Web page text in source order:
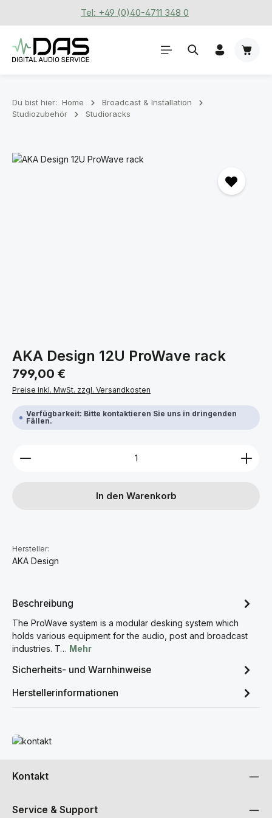
Zum Hauptinhalt springenTel: +49 (0)40-4711 348 0
Du bist hier: Home
Broadcast & Installation
Studiozubehör
Studioracks
Bildergalerie überspringen
AKA Design 12U ProWave rack
Regulärer Preis:
799,00 €
Preise inkl. MwSt. zzgl. Versandkosten
Verfügbarkeit: Bitte kontaktieren Sie uns in dringenden
Fällen.
Produkt Anzahl: Gib den gewünschten Wert ein
In den Warenkorb
Hersteller:
AKA Design
Beschreibung
The ProWave system is a modular desking system which
holds various equipment for the audio, post and broadcast
industries. T… Mehr
Sicherheits- und Warnhinweise
Herstellerinformationen
Mehr erfahren
Kontakt
Service & Support